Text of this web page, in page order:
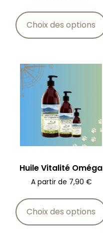
Choix des options
Huile Vitalité Oméga
A partir de 7,90 €
Choix des options